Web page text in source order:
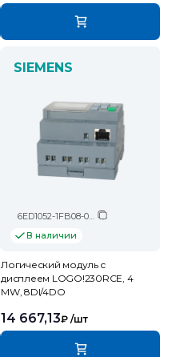
SIEMENS
6ED1052-1FB08-0BA2
В наличии
Логический модуль c
дисплеем LOGO!230RCE, 4
MW, 8DI/4DO
14 667,13₽ /шт